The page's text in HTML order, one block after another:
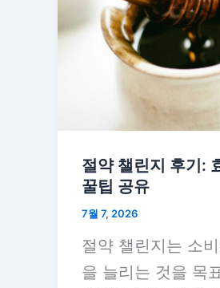
절약 챌린지 후기:
꿀팁 공유
7월 7, 2026
절약 챌린지는 소
을 늘리는 것을 목